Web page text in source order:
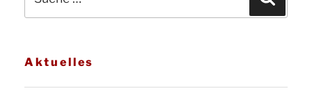
Pferde
zum
Aktuelles